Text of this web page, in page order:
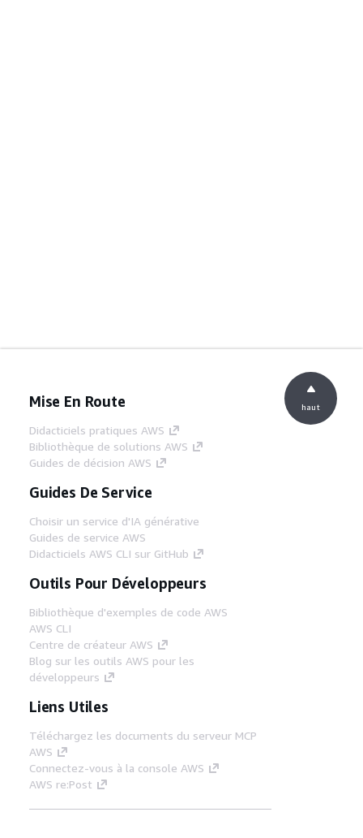
Mise En Route
Didacticiels pratiques AWS
Bibliothèque de solutions AWS
Guides de décision AWS
Guides De Service
Choisir un service d'IA générative
Guides de service AWS
Didacticiels AWS CLI sur GitHub
Outils Pour Développeurs
Bibliothèque d'exemples de code AWS
AWS CLI
Centre de créateur AWS
Blog sur les outils AWS pour les
développeurs
Liens Utiles
Téléchargez les documents du serveur MCP
AWS
Connectez-vous à la console AWS
AWS re:Post
haut